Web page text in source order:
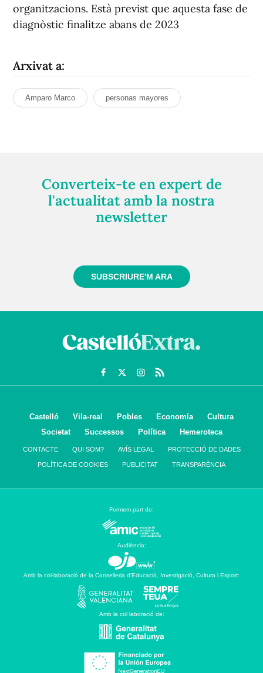
organitzacions. Està previst que aquesta fase de
diagnòstic finalitze abans de 2023
Arxivat a:
Amparo Marco personas mayores
Converteix-te en expert de
l'actualitat amb la nostra
newsletter
SUBSCRIURE'M ARA
Castelló Vila-real Pobles Economía
Cultura
Societat
Successos Política Hemeroteca
CONTACTE QUI SOM? AVÍS LEGAL PROTECCIÓ DE DADES
POLÍTICA DE COOKIES PUBLICITAT TRANSPARÈNCIA
Formem part de:
Audiència:
Amb la col·laboració de la Conselleria d’Educació, Investigació, Cultura i Esport:
Amb la col·laboració de: